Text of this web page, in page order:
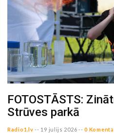
FOTOSTĀSTS:
Strūves parkā
Radio1.lv -- 19 julijs 2026 -- 0